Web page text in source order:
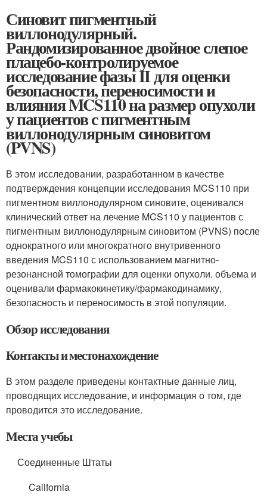
Синовит пигментный
виллонодулярный.
Рандомизированное двойное слепое
плацебо-контролируемое
исследование фазы II для оценки
безопасности, переносимости и
влияния MCS110 на размер опухоли
у пациентов с пигментным
виллонодулярным синовитом
(PVNS)
В этом исследовании, разработанном в качестве
подтверждения концепции исследования MCS110 при
пигментном виллонодулярном синовите, оценивался
клинический ответ на лечение MCS110 у пациентов с
пигментным виллонодулярным синовитом (PVNS) после
однократного или многократного внутривенного
введения MCS110 с использованием магнитно-
резонансной томографии для оценки опухоли. объема и
оценивали фармакокинетику/фармакодинамику,
безопасность и переносимость в этой популяции.
Обзор исследования
Контакты и местонахождение
В этом разделе приведены контактные данные лиц,
проводящих исследование, и информация о том, где
проводится это исследование.
Места учебы
Соединенные Штаты
California